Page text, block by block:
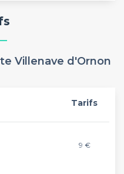
Villenave d'Ornon
Tarifs
9 €